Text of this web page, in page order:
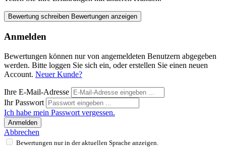
Bewertung schreiben Bewertungen anzeigen
Anmelden
Bewertungen können nur von angemeldeten Benutzern abgegeben
werden. Bitte loggen Sie sich ein, oder erstellen Sie einen neuen
Account. Neuer Kunde?
Ihre E-Mail-Adresse
Ihr Passwort
Ich habe mein Passwort vergessen.
Anmelden
Abbrechen
Bewertungen nur in der aktuellen Sprache anzeigen.